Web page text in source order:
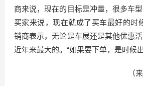
商来说，现在的目标是冲量，很多车
买家来说，现在就成了买车最好的时
销商表示，无论是车展还是其他优惠
近年来最大的。“如果要下单，是时候
（